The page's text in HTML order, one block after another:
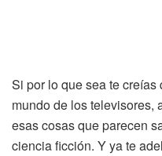
Si por lo que sea te
mundo de los televisores,
esas cosas que parecen
ciencia ficción. Y ya te